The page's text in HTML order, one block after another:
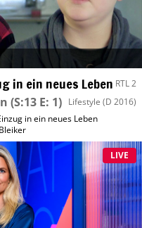
in ein neues Leben RTL 2
(S:13 E: 1) Lifestyle (D 2016)
in ein neues Leben
LIVE